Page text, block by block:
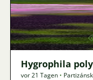
Hygrophila
vor 21 Tagen •